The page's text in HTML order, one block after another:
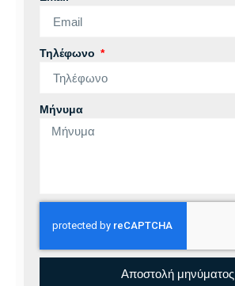
Τηλέφωνο
Μήνυμα
Αποστολή μηνύματος